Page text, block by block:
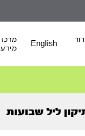
English
מרכז
מידע
ליל שבועות